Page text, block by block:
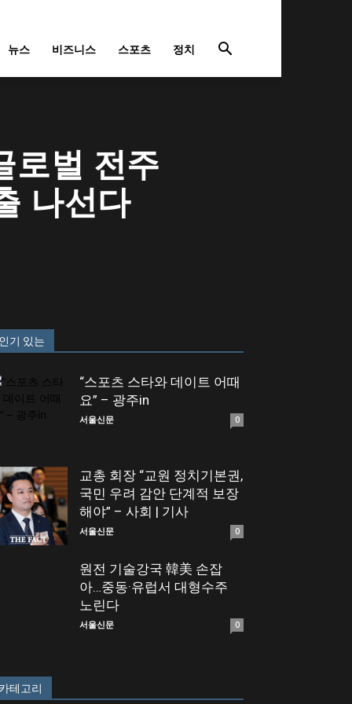
뉴스 비즈니스 스포츠 정치
로벌 전주
나선다
인기 있는
“스포츠 스타와 데이트 어때
요” – 광주in
서울신문 0
교총 회장 “교원 정치기본권,
국민 우려 감안 단계적 보장
해야” – 사회 | 기사
서울신문 0
원전 기술강국 韓美 손잡
아…중동·유럽서 대형수주
노린다
서울신문 0
카테고리